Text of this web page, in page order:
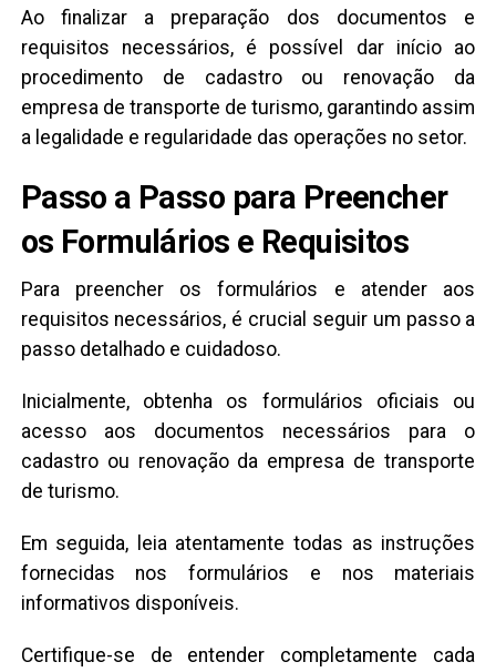
Ao finalizar a preparação dos documentos e
requisitos necessários, é possível dar início ao
procedimento de cadastro ou renovação da
empresa de transporte de turismo, garantindo assim
a legalidade e regularidade das operações no setor.
Passo a Passo para Preencher
os Formulários e Requisitos
Para preencher os formulários e atender aos
requisitos necessários, é crucial seguir um passo a
passo detalhado e cuidadoso.
Inicialmente, obtenha os formulários oficiais ou
acesso aos documentos necessários para o
cadastro ou renovação da empresa de transporte
de turismo.
Em seguida, leia atentamente todas as instruções
fornecidas nos formulários e nos materiais
informativos disponíveis.
Certifique-se de entender completamente cada